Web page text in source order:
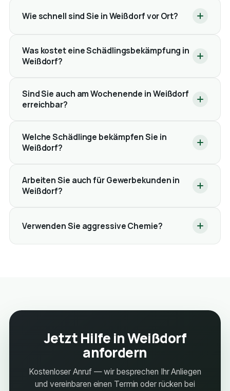
Wie schnell sind Sie in Weißdorf vor Ort?
Was kostet eine Schädlingsbekämpfung in
Weißdorf?
Sind Sie auch am Wochenende in Weißdorf
erreichbar?
Welche Schädlinge bekämpfen Sie in
Weißdorf?
Arbeiten Sie auch für Gewerbekunden in
Weißdorf?
Verwenden Sie aggressive Chemie?
Jetzt Hilfe in Weißdorf
anfordern
Kostenloser Anruf — wir besprechen Ihr Anliegen
und vereinbaren einen Termin oder rücken bei